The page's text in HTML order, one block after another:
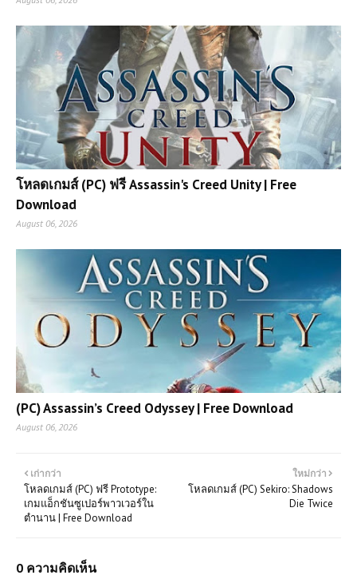
โหลดเกมส์ (PC) ฟรี Assassin's Creed Unity | Free
Download
August 06, 2026
(PC) Assassin’s Creed Odyssey | Free Download
August 06, 2026
ใหม่กว่า
โหลดเกมส์ (PC) Sekiro: Shadows
Die Twice
เก่ากว่า
โหลดเกมส์ (PC) ฟรี Prototype:
เกมแอ็กชันซูเปอร์พาวเวอร์ใน
ตำนาน | Free Download
0 ความคิดเห็น
IV Black Flag | Free Download
(PC) EA SPORTS College
Football 27 | Free Download
โหลดเกมส์ (PC) ฟรี PixARK เกมเอา
ชีวิตรอดผจญภัยโลกบล็อกสุดแฟนตาซี
เล่นฟรีบนคอม
โหลดเกมส์ (PC) ฟรี Pathologic 2 เกม
ราวลึกลับในเมืองต้องคำสาป
(PC) Planet Zoo | Free
Download
โหลดเกมส์ (PC) ฟรี Mafia The Old
Country การกลับมาของความมืดมนใน
ความนิยมสูงสุด
โหลดเกมส์ PC ฟรี Le Mans Ultimate
เกมแข่งรถสาย Endurance สมจริงที่สุด